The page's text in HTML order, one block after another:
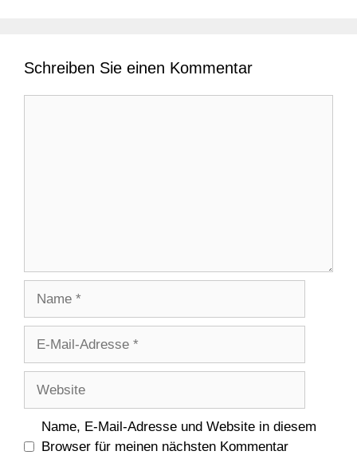
Schreiben Sie einen Kommentar
Adresse
Name, E-Mail-Adresse und Website in diesem
Browser für meinen nächsten Kommentar